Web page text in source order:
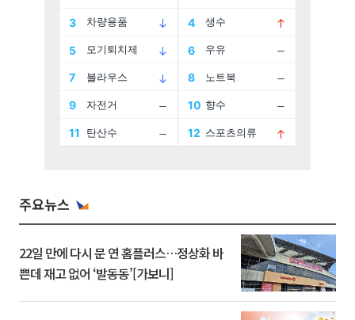
주요뉴스
22일 만에 다시 문 연 홈플러스…정상화 바
쁜데 재고 없어 ‘발동동’[가보니]